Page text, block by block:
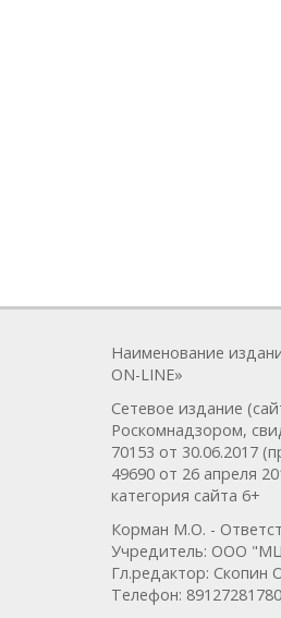
Наименование
ON-LINE»
Сетевое издание
Роскомнадзором,
70153 от 30.06.2017
49690 от 26 апреля
категория сайта 6+
Корман М.О. -
Учредитель: ООО
Гл.редактор: Скопин
Телефон: 89127281780